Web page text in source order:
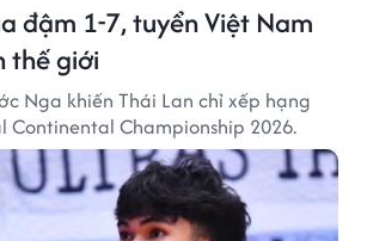
đậm 1-7, tuyển Việt Nam
thế giới
Nga khiến Thái Lan chỉ xếp hạng
Continental Championship 2026.